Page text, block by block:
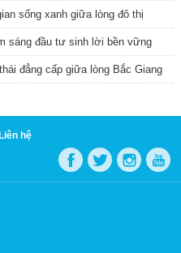
sống xanh giữa lòng đô thị
sáng đầu tư sinh lời bền vững
đẳng cấp giữa lòng Bắc Giang
Liên hệ